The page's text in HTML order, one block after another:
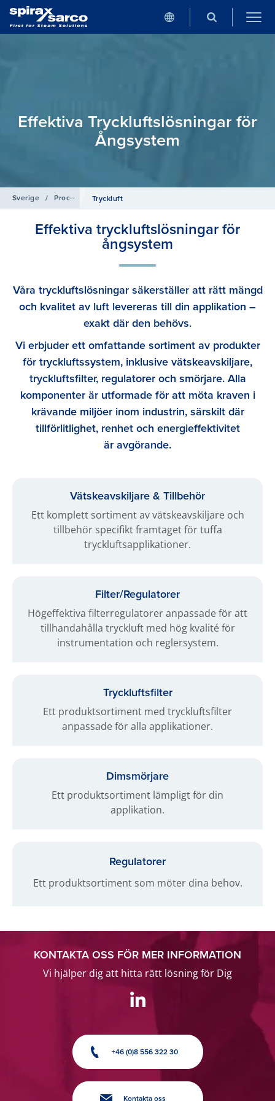
Effektiva Tryckluftslösningar för
Ångsystem
Sverige / Produkter Tryckluft
Effektiva tryckluftslösningar för
ångsystem
Våra tryckluftslösningar säkerställer att rätt mängd
och kvalitet av luft levereras till din applikation –
exakt där den behövs.
Vi erbjuder ett omfattande sortiment av produkter
för tryckluftssystem, inklusive vätskeavskiljare,
tryckluftsfilter, regulatorer och smörjare. Alla
komponenter är utformade för att möta kraven i
krävande miljöer inom industrin, särskilt där
tillförlitlighet, renhet och energieffektivitet
är avgörande.
Vätskeavskiljare & Tillbehör
Ett komplett sortiment av vätskeavskiljare och
tillbehör specifikt framtaget för tuffa
tryckluftsapplikationer.
Filter/Regulatorer
Högeffektiva filterregulatorer anpassade för att
tillhandahålla tryckluft med hög kvalité för
instrumentation och reglersystem.
Tryckluftsfilter
Ett produktsortiment med tryckluftsfilter
anpassade för alla applikationer.
Dimsmörjare
Ett produktsortiment lämpligt för din
applikation.
Regulatorer
Ett produktsortiment som möter dina behov.
KONTAKTA OSS FÖR MER INFORMATION
Vi hjälper dig att hitta rätt lösning för Dig
+46 (0)8 556 322 30
Kontakta oss